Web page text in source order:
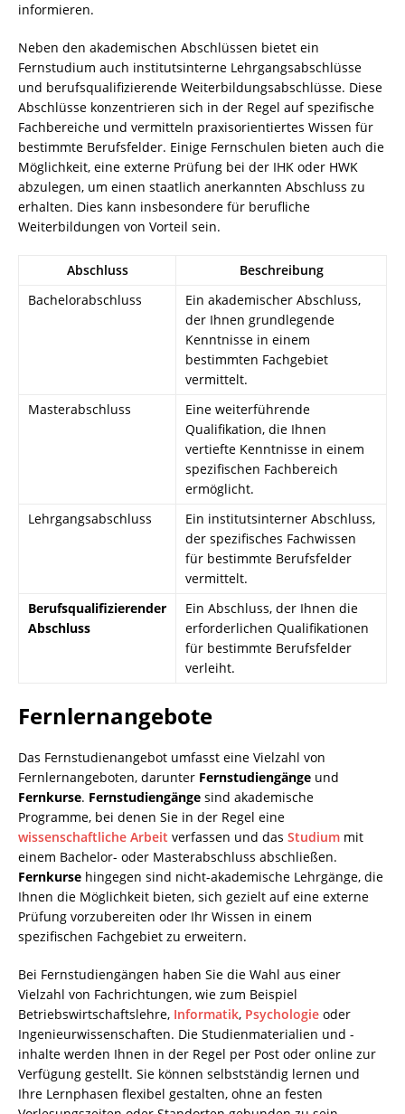
informieren.
Neben den akademischen Abschlüssen bietet ein
Fernstudium auch institutsinterne Lehrgangsabschlüsse
und berufsqualifizierende Weiterbildungsabschlüsse. Diese
Abschlüsse konzentrieren sich in der Regel auf spezifische
Fachbereiche und vermitteln praxisorientiertes Wissen für
bestimmte Berufsfelder. Einige Fernschulen bieten auch die
Möglichkeit, eine externe Prüfung bei der IHK oder HWK
abzulegen, um einen staatlich anerkannten Abschluss zu
erhalten. Dies kann insbesondere für berufliche
Weiterbildungen von Vorteil sein.
Abschluss
Beschreibung
Bachelorabschluss
Ein akademischer Abschluss,
der Ihnen grundlegende
Kenntnisse in einem
bestimmten Fachgebiet
vermittelt.
Masterabschluss
Eine weiterführende
Qualifikation, die Ihnen
vertiefte Kenntnisse in einem
spezifischen Fachbereich
ermöglicht.
Lehrgangsabschluss
Ein institutsinterner Abschluss,
der spezifisches Fachwissen
für bestimmte Berufsfelder
vermittelt.
Berufsqualifizierender
Abschluss
Ein Abschluss, der Ihnen die
erforderlichen Qualifikationen
für bestimmte Berufsfelder
verleiht.
Fernlernangebote
Das Fernstudienangebot umfasst eine Vielzahl von
Fernlernangeboten, darunter Fernstudiengänge und
Fernkurse. Fernstudiengänge sind akademische
Programme, bei denen Sie in der Regel eine
wissenschaftliche Arbeit verfassen und das Studium mit
einem Bachelor- oder Masterabschluss abschließen.
Fernkurse hingegen sind nicht-akademische Lehrgänge, die
Ihnen die Möglichkeit bieten, sich gezielt auf eine externe
Prüfung vorzubereiten oder Ihr Wissen in einem
spezifischen Fachgebiet zu erweitern.
Bei Fernstudiengängen haben Sie die Wahl aus einer
Vielzahl von Fachrichtungen, wie zum Beispiel
Betriebswirtschaftslehre, Informatik, Psychologie oder
Ingenieurwissenschaften. Die Studienmaterialien und -
inhalte werden Ihnen in der Regel per Post oder online zur
Verfügung gestellt. Sie können selbstständig lernen und
Ihre Lernphasen flexibel gestalten, ohne an festen